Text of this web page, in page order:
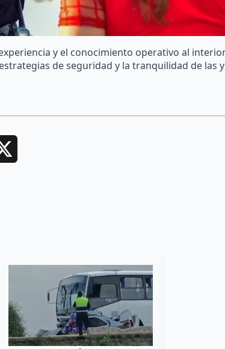
y el conocimiento operativo al
de seguridad y la tranquilidad de las y